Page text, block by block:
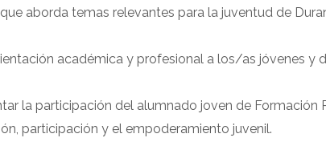
aborda temas relevantes para la juventud de
académica y profesional a los/as jóvenes y
la participación del alumnado joven de Formación
participación y el empoderamiento juvenil.